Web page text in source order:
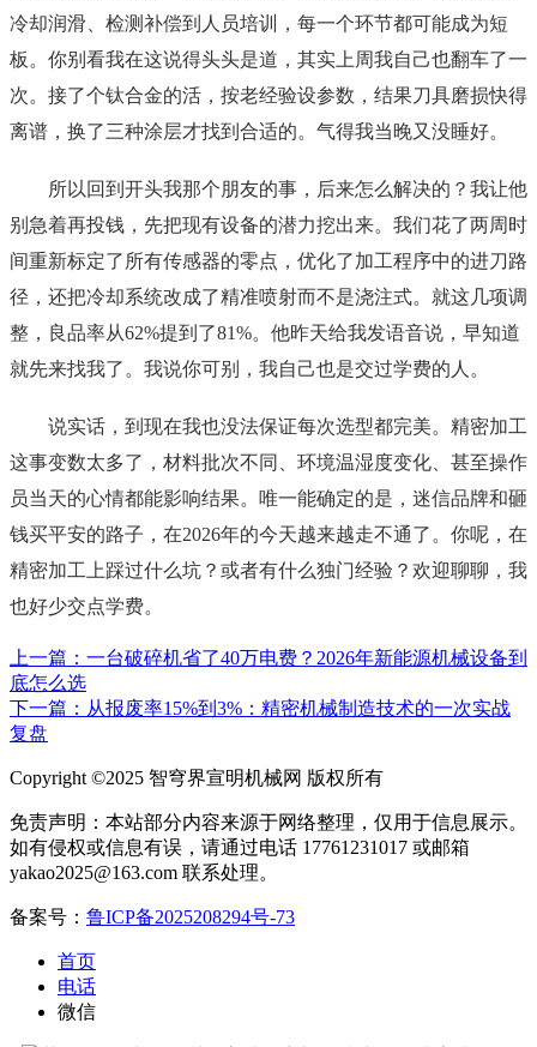
冷却润滑、检测补偿到人员培训，每一个环节都可能成为短
板。你别看我在这说得头头是道，其实上周我自己也翻车了一
次。接了个钛合金的活，按老经验设参数，结果刀具磨损快得
离谱，换了三种涂层才找到合适的。气得我当晚又没睡好。
所以回到开头我那个朋友的事，后来怎么解决的？我让他
别急着再投钱，先把现有设备的潜力挖出来。我们花了两周时
间重新标定了所有传感器的零点，优化了加工程序中的进刀路
径，还把冷却系统改成了精准喷射而不是浇注式。就这几项调
整，良品率从62%提到了81%。他昨天给我发语音说，早知道
就先来找我了。我说你可别，我自己也是交过学费的人。
说实话，到现在我也没法保证每次选型都完美。精密加工
这事变数太多了，材料批次不同、环境温湿度变化、甚至操作
员当天的心情都能影响结果。唯一能确定的是，迷信品牌和砸
钱买平安的路子，在2026年的今天越来越走不通了。你呢，在
精密加工上踩过什么坑？或者有什么独门经验？欢迎聊聊，我
也好少交点学费。
上一篇：一台破碎机省了40万电费？2026年新能源机械设备到
底怎么选
下一篇：从报废率15%到3%：精密机械制造技术的一次实战
复盘
Copyright ©2025 智穹界宣明机械网 版权所有
免责声明：本站部分内容来源于网络整理，仅用于信息展示。
如有侵权或信息有误，请通过电话 17761231017 或邮箱
yakao2025@163.com 联系处理。
备案号： 鲁ICP备2025208294号-73
首页
电话
微信